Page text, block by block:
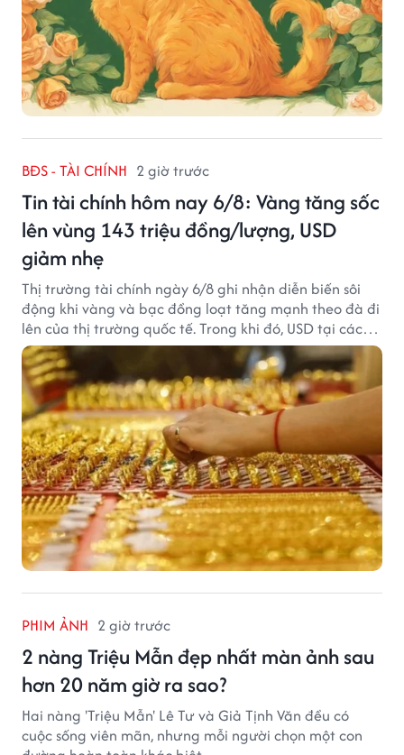
BĐS - TÀI CHÍNH 2 giờ trước
Tin tài chính hôm nay 6/8: Vàng tăng sốc
lên vùng 143 triệu đồng/lượng, USD
giảm nhẹ
Thị trường tài chính ngày 6/8 ghi nhận diễn biến sôi
động khi vàng và bạc đồng loạt tăng mạnh theo đà đi
lên của thị trường quốc tế. Trong khi đó, USD tại các
ngân hàng tiếp tục hạ nhiệt dù tỷ giá trung tâm lập
đỉnh mới.
PHIM ẢNH 2 giờ trước
2 nàng Triệu Mẫn đẹp nhất màn ảnh sau
hơn 20 năm giờ ra sao?
Hai nàng 'Triệu Mẫn' Lê Tư và Giả Tịnh Văn đều có
cuộc sống viên mãn, nhưng mỗi người chọn một con